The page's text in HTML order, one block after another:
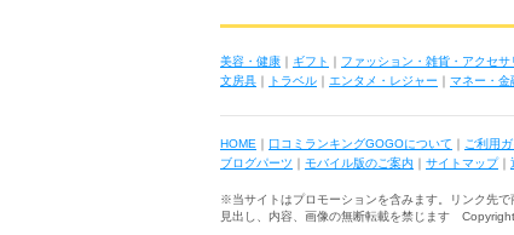
美容・健康 ｜ ギフト ｜ ファッション・雑貨・アクセサ
文房具 ｜ トラベル ｜ エンタメ・レジャー ｜ マネー・金
HOME ｜ 口コミランキングGOGOについて ｜ ご利用
ブログパーツ ｜ モバイル版のご案内 ｜ サイトマップ｜
※当サイトはプロモーションを含みます。リンク先で
見出し、内容、画像の無断転載を禁じます